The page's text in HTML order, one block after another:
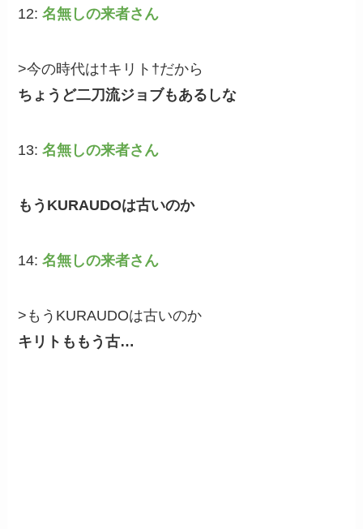
12:名無しの来者さん
>今の時代は†キリト†だから
ちょうど二刀流ジョブもあるしな
13:名無しの来者さん
もうKURAUDOは古いのか
14:名無しの来者さん
>もうKURAUDOは古いのか
キリトももう古…